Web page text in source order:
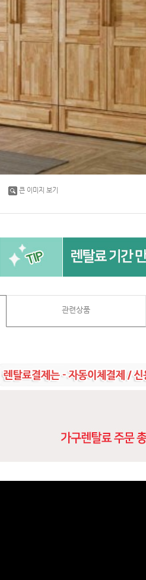
큰 이미지 보기
관련상품